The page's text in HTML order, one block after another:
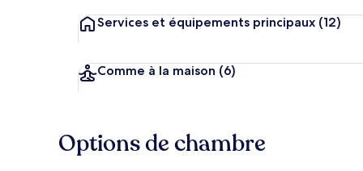
Services et équipements principaux (12)
Comme à la maison (6)
Options de chambre